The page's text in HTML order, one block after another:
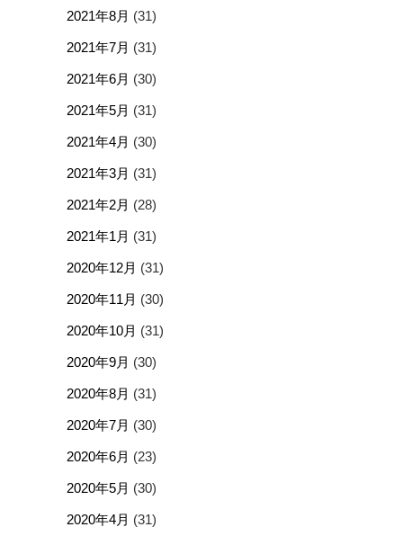
2021年8月 (31)
2021年7月 (31)
2021年6月 (30)
2021年5月 (31)
2021年4月 (30)
2021年3月 (31)
2021年2月 (28)
2021年1月 (31)
2020年12月 (31)
2020年11月 (30)
2020年10月 (31)
2020年9月 (30)
2020年8月 (31)
2020年7月 (30)
2020年6月 (23)
2020年5月 (30)
2020年4月 (31)